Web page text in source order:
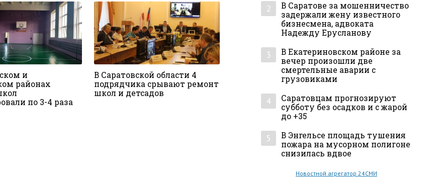
и
районах
по 3-4 раза
В Саратовской области 4
подрядчика срывают ремонт
школ и детсадов
2
В Саратове за мошенничество
задержали жену известного
бизнесмена, адвоката
Надежду Ерусланову
3
В Екатериновском районе за
вечер произошли две
смертельные аварии с
грузовиками
4
Саратовцам прогнозируют
субботу без осадков и с жарой
до +35
5
В Энгельсе площадь тушения
пожара на мусорном полигоне
снизилась вдвое
Новостной агрегатор 24СМИ